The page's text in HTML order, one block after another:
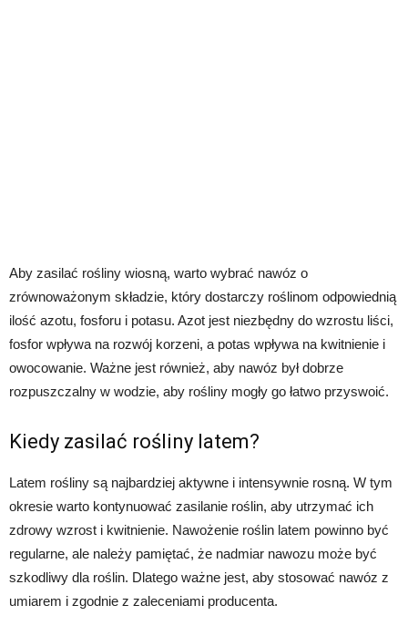
Aby zasilać rośliny wiosną, warto wybrać nawóz o
zrównoważonym składzie, który dostarczy roślinom odpowiednią
ilość azotu, fosforu i potasu. Azot jest niezbędny do wzrostu liści,
fosfor wpływa na rozwój korzeni, a potas wpływa na kwitnienie i
owocowanie. Ważne jest również, aby nawóz był dobrze
rozpuszczalny w wodzie, aby rośliny mogły go łatwo przyswoić.
Kiedy zasilać rośliny latem?
Latem rośliny są najbardziej aktywne i intensywnie rosną. W tym
okresie warto kontynuować zasilanie roślin, aby utrzymać ich
zdrowy wzrost i kwitnienie. Nawożenie roślin latem powinno być
regularne, ale należy pamiętać, że nadmiar nawozu może być
szkodliwy dla roślin. Dlatego ważne jest, aby stosować nawóz z
umiarem i zgodnie z zaleceniami producenta.